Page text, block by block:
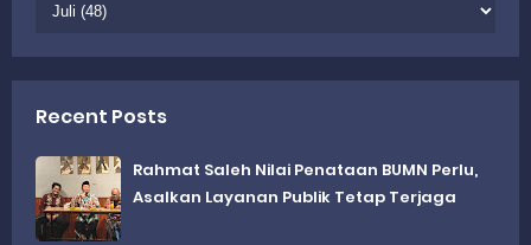
Recent Posts
Rahmat Saleh Nilai Penataan BUMN Perlu,
Asalkan Layanan Publik Tetap Terjaga